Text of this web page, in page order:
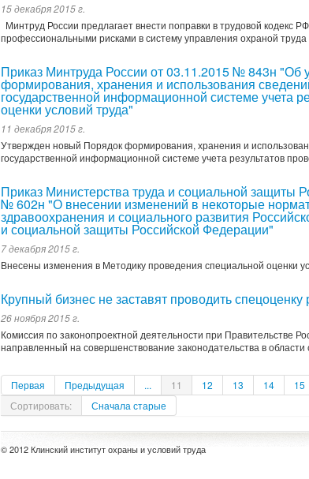
15 декабря 2015 г.
Минтруд России предлагает внести поправки в трудовой кодекс
профессиональными рисками в систему управления охраной труда
Приказ Минтруда России от 03.11.2015 № 843н "Об
формирования, хранения и использования
государственной информационной системе учета
оценки условий труда"
11 декабря 2015 г.
Утвержден новый Порядок формирования, хранения и
государственной информационной системе учета результатов
Приказ Министерства труда и социальной защиты
№ 602н "О внесении изменений в некоторые
здравоохранения и социального развития
и социальной защиты Российской Федерации"
7 декабря 2015 г.
Внесены изменения в Методику проведения специальной оценки
Крупный бизнес не заставят проводить
26 ноября 2015 г.
Комиссия по законопроектной деятельности при Правительстве
направленный на совершенствование законодательства в
Первая Предыдущая ... 11 12 13 14 15
Сортировать:
Сначала старые
© 2012 Клинский институт охраны и условий труда